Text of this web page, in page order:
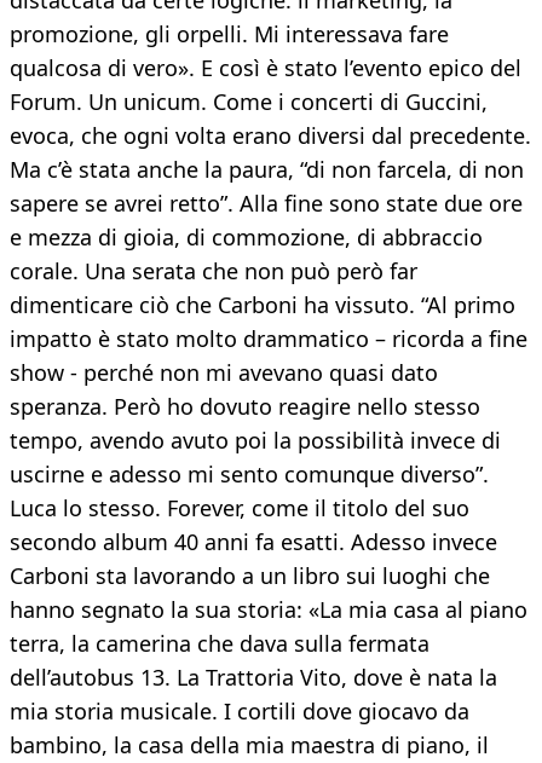
promozione, gli orpelli. Mi interessava fare
qualcosa di vero». E così è stato l’evento epico del
Forum. Un unicum. Come i concerti di Guccini,
evoca, che ogni volta erano diversi dal precedente.
Ma c’è stata anche la paura, “di non farcela, di non
sapere se avrei retto”. Alla fine sono state due ore
e mezza di gioia, di commozione, di abbraccio
corale. Una serata che non può però far
dimenticare ciò che Carboni ha vissuto. “Al primo
impatto è stato molto drammatico – ricorda a fine
show - perché non mi avevano quasi dato
speranza. Però ho dovuto reagire nello stesso
tempo, avendo avuto poi la possibilità invece di
uscirne e adesso mi sento comunque diverso”.
Luca lo stesso. Forever, come il titolo del suo
secondo album 40 anni fa esatti. Adesso invece
Carboni sta lavorando a un libro sui luoghi che
hanno segnato la sua storia: «La mia casa al piano
terra, la camerina che dava sulla fermata
dell’autobus 13. La Trattoria Vito, dove è nata la
mia storia musicale. I cortili dove giocavo da
bambino, la casa della mia maestra di piano, il